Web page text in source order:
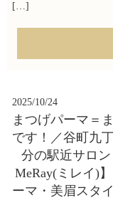
[…]
2025/10/24
まつげパーマ＝
です！／谷町九
分の駅近サロ
MeRay(ミレイ)
ーマ・美眉スタ